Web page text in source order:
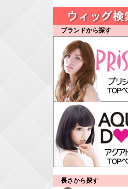
ブランドから探す
長さから探す